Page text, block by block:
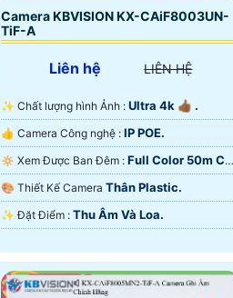
Camera KBVISION KX-CAiF8003UN-
TiF-A
Liên hệ LIÊN HỆ
✨ Chất lượng hình Ảnh : Ultra 4k 👍🏾 .
👍 Camera Công nghệ : IP POE.
🔅 Xem Được Ban Đêm : Full Color 50m Có
Màu Ban Ðêm.
🎨 Thiết Kế Camera Thân Plastic.
️✨ Đặt Điểm : Thu Âm Và Loa.